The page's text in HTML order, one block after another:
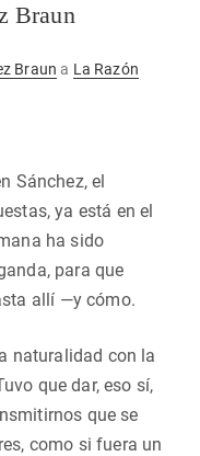
Braun
Braun a La Razón
Sánchez, el
ya está en el
ha sido
para que
allí —y cómo.
naturalidad con la
que dar, eso sí,
que se
como si fuera un